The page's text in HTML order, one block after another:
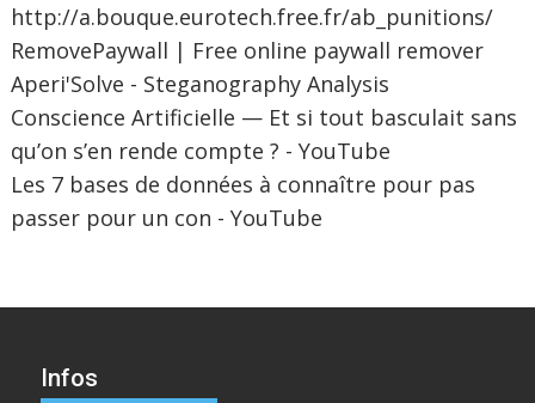
http://a.bouque.eurotech.free.fr/ab_punitions/
RemovePaywall | Free online paywall remover
Aperi'Solve - Steganography Analysis
Conscience Artificielle — Et si tout basculait sans
qu’on s’en rende compte ? - YouTube
Les 7 bases de données à connaître pour pas
passer pour un con - YouTube
Infos